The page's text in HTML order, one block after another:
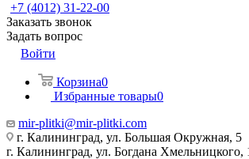
+7 (4012) 31-22-00
Заказать звонок
Задать вопрос
Войти
Корзина0
Избранные товары0
mir-plitki@mir-plitki.com
г. Калининград, ул. Большая Окружная, 5
г. Калининград, ул. Богдана Хмельницкого,